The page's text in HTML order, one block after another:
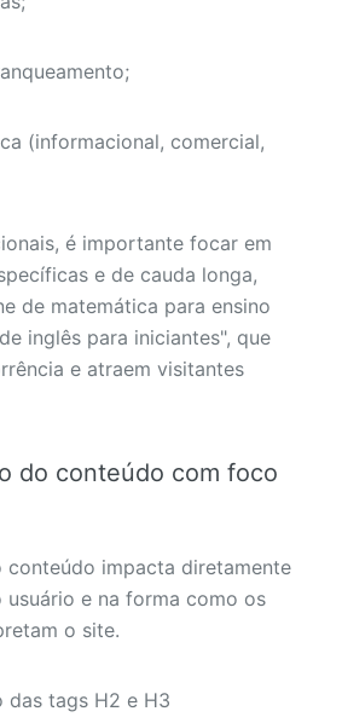
(informacional, comercial,
é importante focar em
e de cauda longa,
de matemática para ensino
inglês para iniciantes", que
e atraem visitantes
do conteúdo com foco
conteúdo impacta diretamente
usuário e na forma como os
o site.
tags H2 e H3